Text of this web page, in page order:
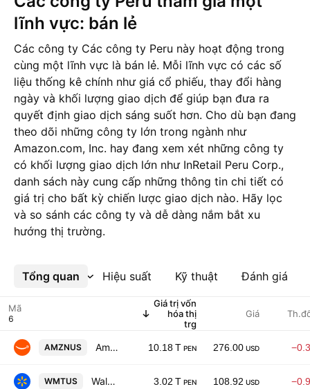
lĩnh vực: bán lẻ
Các công ty Các công ty Peru này hoạt động trong
cùng một lĩnh vực là bán lẻ. Mỗi lĩnh vực có các số
liệu thống kê chính như giá cổ phiếu, thay đổi hàng
ngày và khối lượng giao dịch để giúp bạn đưa ra
quyết định giao dịch sáng suốt hơn. Cho dù bạn đang
theo dõi những công ty lớn trong ngành như
Amazon.com, Inc. hay đang xem xét những công ty
có khối lượng giao dịch lớn như InRetail Peru Corp.,
danh sách này cung cấp những thông tin chi tiết có
giá trị cho bất kỳ chiến lược giao dịch nào. Hãy lọc
và so sánh các công ty và dễ dàng nắm bắt xu
hướng thị trường.
Tổng quan Hiệu suất Kỹ thuật Đánh giá
Xem thêm
Mã
Giá trị vốn
hóa thị
trg
Giá
AMZNUS Amazon.com, Inc. 10.18 T PEN 276.00 USD
WMTUS Walmart Inc. 3.02 T PEN 108.92 USD